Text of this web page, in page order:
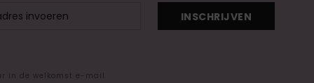
INSCHRIJVEN
in de welkomst e-mail